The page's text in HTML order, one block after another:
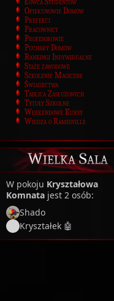
Opiekunowie Domów
Prefekci
Pracownicy
Profesorowie
Puchary Domów
Rankingi Indywidualne
Staże zawodowe
Szkolenie Magiczne
Świadectwa
Tablica Zasłużonych
Tytuły Szkolne
Weekendowe Kursy
Wiedza o Ramesville
Wielka Sala
W pokoju Kryształowa
Komnata jest 2 osób:
Shado
Kryształek 🤖